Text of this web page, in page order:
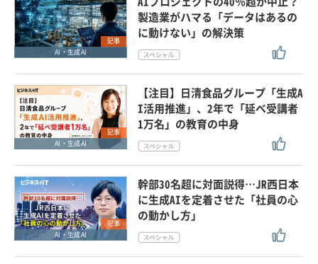
記事
AI・生成AI
製造業がハマる「データはあるの
に動けない」の解決策
記事
AI・生成AI
【注目】日清食品グループ「生成A
I活用推進」、2年で「延べ受講者
1万名」の教育の中身
記事
AI・生成AI
幹部30名超に対面説得…JR西日本
に生成AIを定着させた「社員の心
の動かし方」